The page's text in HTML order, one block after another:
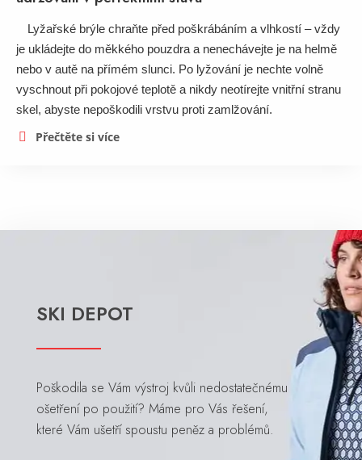
Lyžařské brýle chraňte před poškrábáním a vlhkostí – vždy
je ukládejte do měkkého pouzdra a nenechávejte je na helmě
nebo v autě na přímém slunci. Po lyžování je nechte volně
vyschnout při pokojové teplotě a nikdy neotírejte vnitřní stranu
skel, abyste nepoškodili vrstvu proti zamlžování.
Přečtěte si více
SKI DEPOT
Poškodila se Vám výstroj kvůli nedostatečnému
ošetření po použití? Máme pro Vás řešení,
které Vám ušetří spoustu peněz a problémů.